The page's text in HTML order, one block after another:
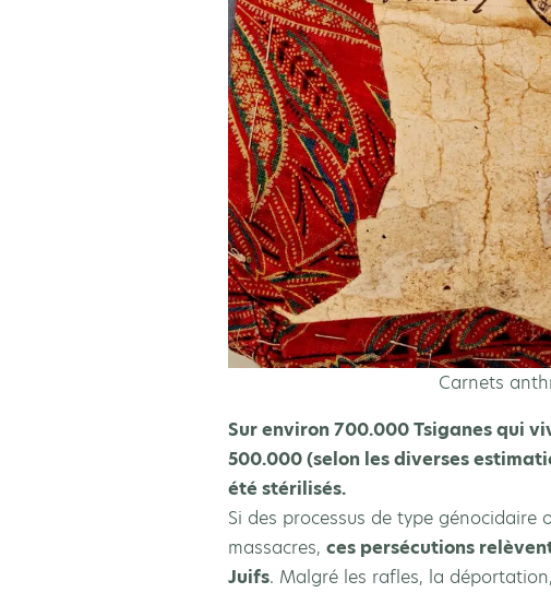
Carnets
Sur environ 700.000 Tsiganes qui
500.000 (selon les diverses
été stérilisés.
Si des processus de type génocidaire
massacres, ces persécutions
Juifs. Malgré les rafles, la